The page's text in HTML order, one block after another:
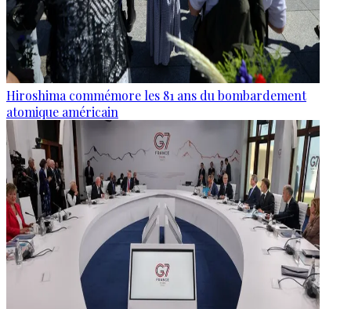
Hiroshima commémore les 81 ans du bombardement
atomique américain